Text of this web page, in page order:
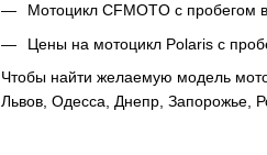
Мотоцикл CFMOTO с пробегом
Цены на мотоцикл Polaris с
Чтобы найти желаемую модель
Львов, Одесса, Днепр, Запорожье,